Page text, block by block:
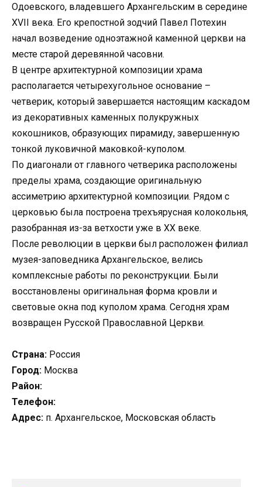
Одоевского, владевшего Архангельским в середине
XVII века. Его крепостной зодчий Павел Потехин
начал возведение одноэтажной каменной церкви на
месте старой деревянной часовни.
В центре архитектурной композиции храма
располагается четырехугольное основание –
четверик, который завершается настоящим каскадом
из декоративных каменных полукружных
кокошников, образующих пирамиду, завершенную
тонкой луковичной маковкой-куполом.
По диагонали от главного четверика расположены
пределы храма, создающие оригинальную
ассиметрию архитектурной композиции. Рядом с
церковью была построена трехъярусная колокольня,
разобранная из-за ветхости уже в XX веке.
После революции в церкви был расположен филиал
музея-заповедника Архангельское, велись
комплексные работы по реконструкции. Были
восстановлены оригинальная форма кровли и
световые окна под куполом храма. Сегодня храм
возвращен Русской Православной Церкви.
Страна: Россия
Город: Москва
Район:
Телефон:
Адрес: п. Архангельское, Московская область